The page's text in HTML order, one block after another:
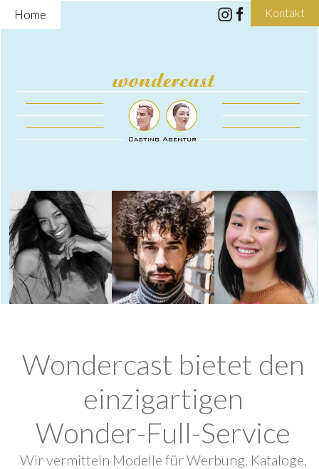
Home Kontakt
Wondercast bietet den
einzigartigen
Wonder-Full-Service
Wir vermitteln Modelle für Werbung, Kataloge,